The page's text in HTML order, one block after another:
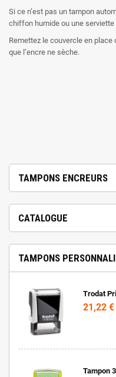
TAMPONS ENCREURS
CATALOGUE
TAMPONS
Trodat
21,22 €
Tampon
Si ce n’est pas un tampon
chiffon humide ou une serviette
Remettez le couvercle en
que l’encre ne sèche.